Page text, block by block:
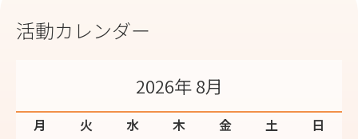
活動カレンダー
2026年 8月
月 火 水 木 金 土
日